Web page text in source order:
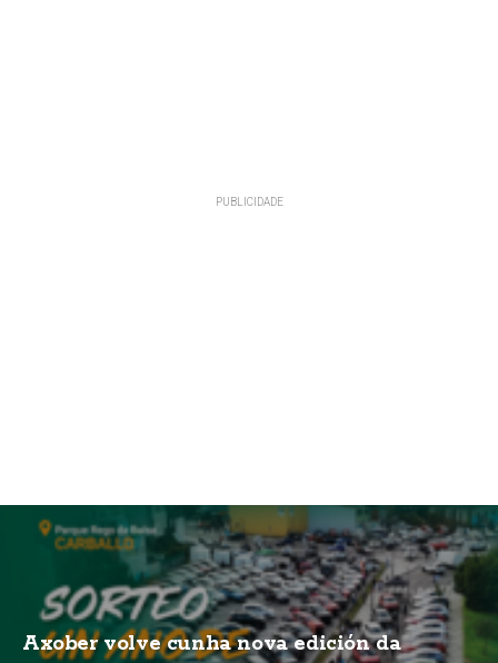
Axober volve cunha nova edición da